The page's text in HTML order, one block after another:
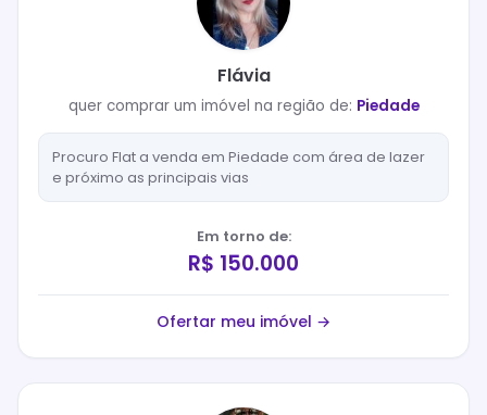
Flávia
quer comprarum imóvel na região de: Piedade
Procuro Flat a venda em Piedade com área de lazer
e próximo as principais vias
Em torno de:
R$ 150.000
Ofertar meu imóvel →